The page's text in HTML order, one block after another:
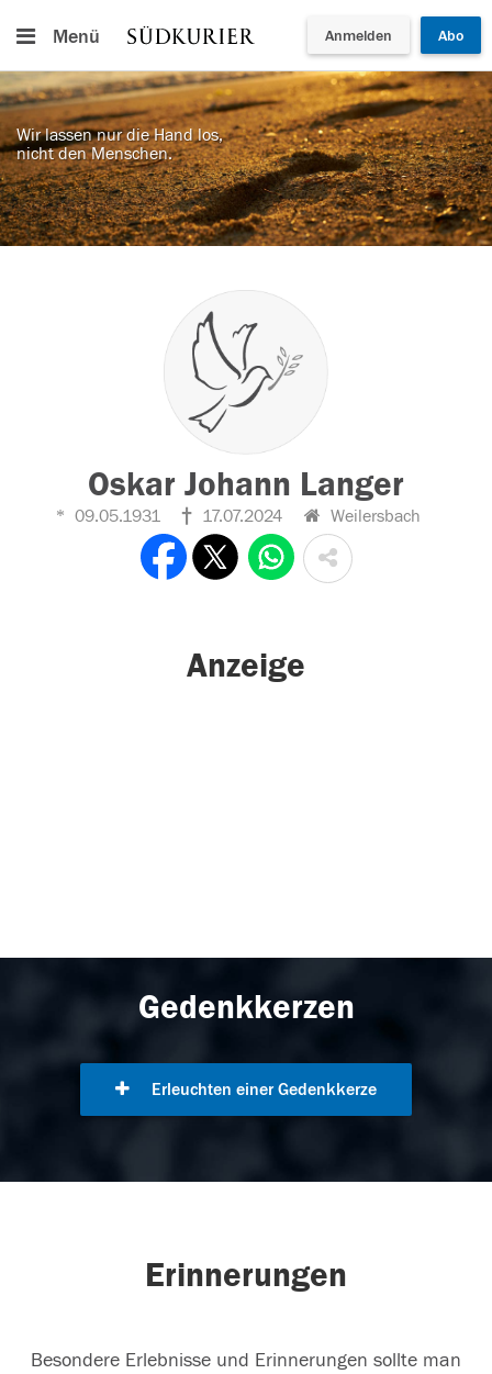
Menü Anmelden Abo
Wir lassen nur die Hand los,
nicht den Menschen.
Oskar Johann Langer
09.05.1931 17.07.2024 Weilersbach
Anzeige
Gedenkkerzen
Erleuchten einer Gedenkkerze
Erinnerungen
Besondere Erlebnisse und Erinnerungen sollte man